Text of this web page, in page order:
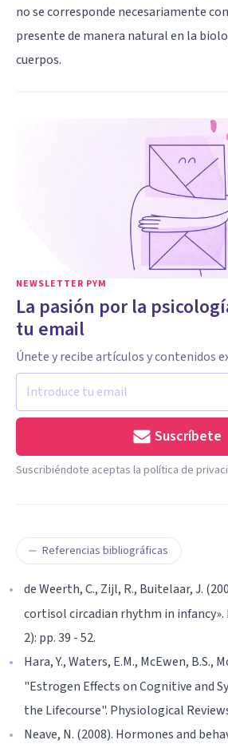
no se corresponde necesariamente
presente de manera natural en la
cuerpos.
NEWSLETTER PYM
La pasión por la
tu email
Únete y recibe artículos y contenidos
Suscríbete
Suscribiéndote aceptas la política de
Referencias bibliográficas
de Weerth, C., Zijl, R., Buitelaar, J.
cortisol circadian rhythm in infancy».
2): pp. 39 - 52.
Hara, Y., Waters, E.M., McEwen, B.S.,
"Estrogen Effects on Cognitive and
the Lifecourse". Physiological
Neave, N. (2008). Hormones and